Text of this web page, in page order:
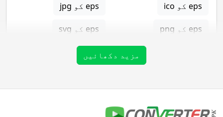
eps کو ico eps کو jpg
eps کو png eps کو svg
gif کنورٹر
مزید دکھائیں